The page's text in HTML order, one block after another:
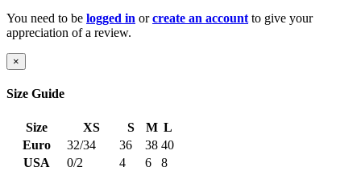
You need to be logged in orcreate an account to give your
appreciation of a review.
×
Size Guide
Size XS S M L
Euro
32/34 36 38 40
USA
0/2 4 6
8